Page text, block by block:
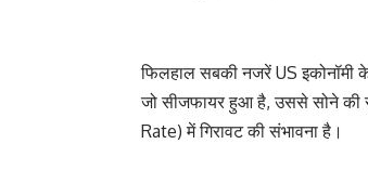
फिलहाल सबकी नजरें US इकोनॉमी
जो सीजफायर हुआ है, उससे सोने की
Rate) में गिरावट की संभावना है।